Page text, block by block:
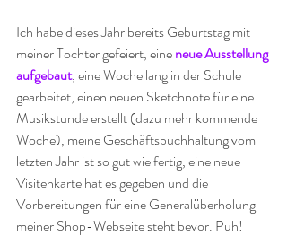
Ich habe dieses Jahr bereits Geburtstag mit
meiner Tochter gefeiert, eine neue Ausstellung
aufgebaut, eine Woche lang in der Schule
gearbeitet, einen neuen Sketchnote für eine
Musikstunde erstellt (dazu mehr kommende
Woche), meine Geschäftsbuchhaltung vom
letzten Jahr ist so gut wie fertig, eine neue
Visitenkarte hat es gegeben und die
Vorbereitungen für eine Generalüberholung
meiner Shop-Webseite steht bevor. Puh!